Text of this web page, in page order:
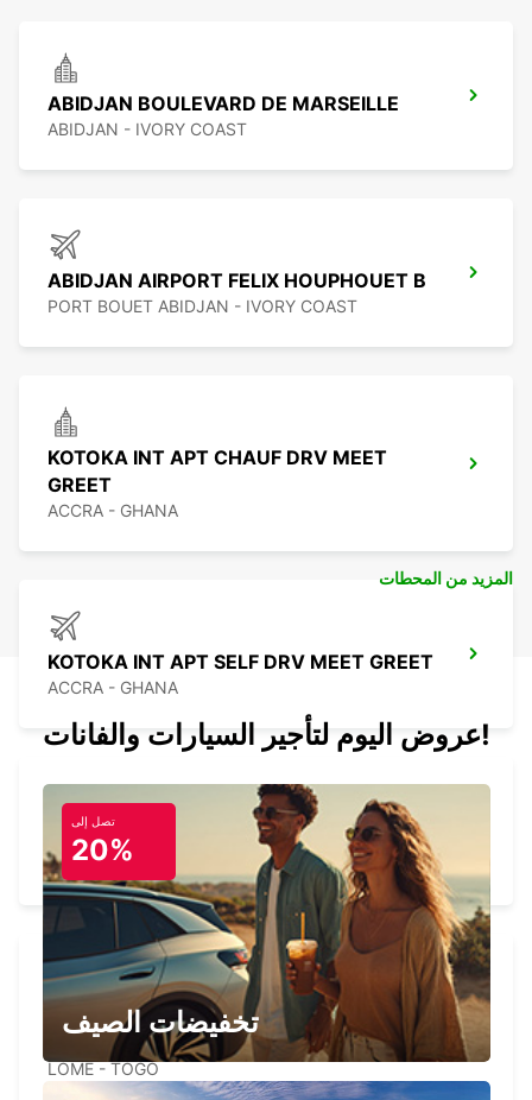
ABIDJAN BOULEVARD DE MARSEILLE
ABIDJAN - IVORY COAST
ABIDJAN AIRPORT FELIX HOUPHOUET B
PORT BOUET ABIDJAN - IVORY COAST
KOTOKA INT APT CHAUF DRV MEET
GREET
ACCRA - GHANA
KOTOKA INT APT SELF DRV MEET GREET
ACCRA - GHANA
LOME INTERNATIONAL AIRPORT
LOME - TOGO
LOME INT AIRPORT SERVICE
CHAUFFEUR
LOME - TOGO
المزيد من المحطات
عروض اليوم لتأجير السيارات والفانات!
تصل إلى
20%
تخفيضات الصيف